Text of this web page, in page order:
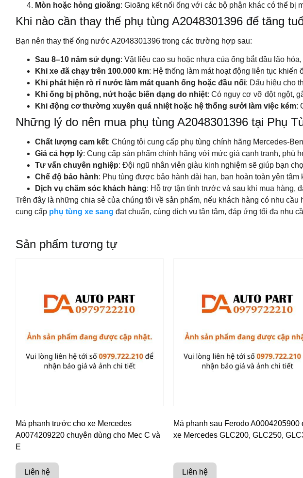
Mòn hoặc hỏng gioăng: Gioăng kết nối ống với các bộ phận khác có thể bị
Khi nào cần thay thế phụ tùng A2048301396 để tăng
Bạn nên thay thế ống nước A2048301396 trong các trường hợp sau:
Sau 8–10 năm sử dụng: Vật liệu cao su hoặc nhựa của ống bắt đầu lão
Khi xe đã chạy trên 100.000 km: Hệ thống làm mát hoạt động liên tục khiến
Khi phát hiện rò rỉ nước làm mát quanh ống hoặc đầu nối: Dấu hiệu cho
Khi ống bị phồng, nứt hoặc biến dạng do nhiệt: Có nguy cơ vỡ đột ngột,
Khi động cơ thường xuyên quá nhiệt hoặc hệ thống sưởi làm việc kém:
Những lý do nên mua phụ tùng A2048301396 tại Phụ
Chất lượng cam kết: Chúng tôi cung cấp phụ tùng chính hãng Mercedes-
Giá cả hợp lý: Cung cấp sản phẩm chính hãng với mức giá cạnh tranh,
Tư vấn chuyên nghiệp: Đội ngũ nhân viên giàu kinh nghiệm sẽ giúp bạn
Chế độ bảo hành: Phụ tùng được bảo hành dài hạn, bạn hoàn toàn yên
Dịch vụ chăm sóc khách hàng: Hỗ trợ tận tình trước và sau khi mua hàng,
Trên đây là những chia sẻ của chúng tôi về sản phẩm, nếu khách hàng có nhu cầu
cung cấp phụ tùng xe sang đạt chuẩn, cùng dịch vụ tận tâm, đáp ứng tối đa nhu
Sản phẩm tương tự
Má phanh trước cho xe Mercedes
A0074209220 chuyên dùng cho Mec C và
E
Liên hệ
Má phanh sau Ferodo A0004205900
xe Mercedes GLC200, GLC250,
Liên hệ